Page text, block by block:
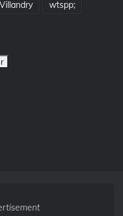
Villandry wtspp;